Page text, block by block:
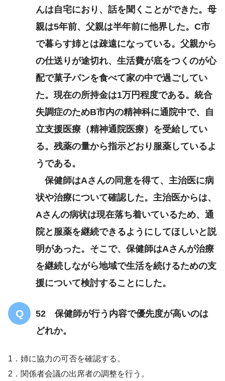
んは自宅におり、話を聞くことができた。母
親は5年前、父親は半年前に他界した。C市
で暮らす姉とは疎遠になっている。父親から
の仕送りが途切れ、生活費が底をつくのが心
配で菓子パンを食べて家の中で過ごしてい
た。現在の所持金は1万円程度である。統合
失調症のためB市内の精神科に通院中で、自
立支援医療（精神通院医療）を受給してい
る。残薬の量から指示どおり服薬しているよ
うである。
保健師はAさんの同意を得て、主治医に病
状や治療について確認した。主治医からは、
Aさんの病状は現在落ち着いているため、通
院と服薬を継続できるようにしてほしいと説
明があった。そこで、保健師はAさんが治療
を継続しながら地域で生活を続けるための支
援について検討することにした。
52 保健師が行う内容で優先度が高いのは
どれか。
1．姉に協力の可否を確認する。
2．関係者会議の出席者の調整を行う。